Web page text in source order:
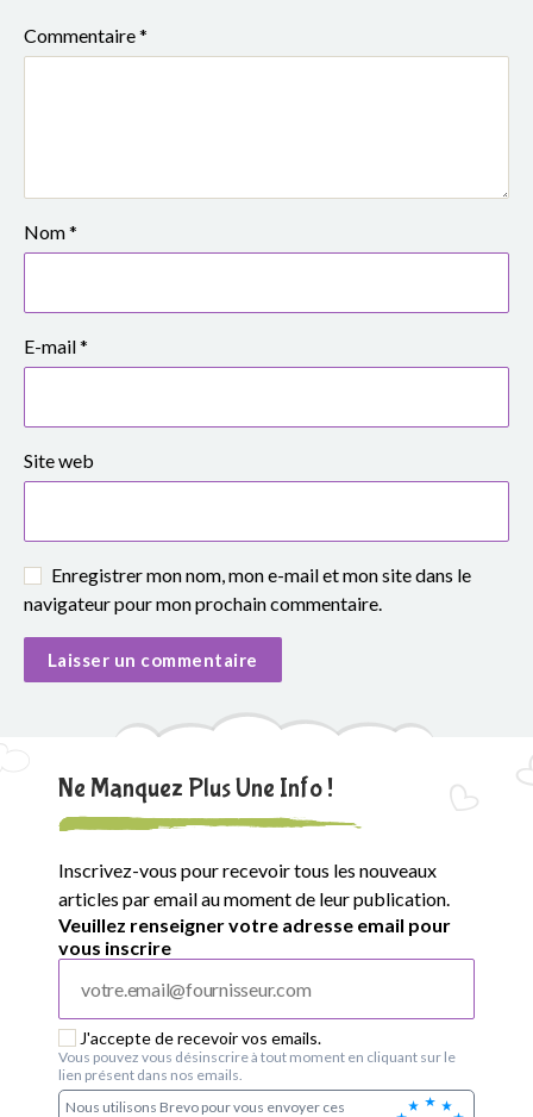
d
r
o
u
p
s
o
l
a
i
Commentaire*
Nom*
E-mail*
Site web
Enregistrer mon nom, mon e-mail et mon site dans le
navigateur pour mon prochain commentaire.
Ne Manquez Plus Une Info !
Inscrivez-vous pour recevoir tous les nouveaux
articles par email au moment de leur publication.
Veuillez renseigner votre adresse email pour
vous inscrire
J'accepte de recevoir vos emails.
Vous pouvez vous désinscrire à tout moment en cliquant sur le
lien présent dans nos emails.
Nous utilisons Brevo pour vous envoyer ces